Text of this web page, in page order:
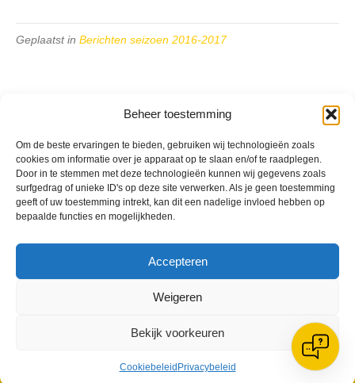
Beheer toestemming
Om de beste ervaringen te bieden, gebruiken wij technologieën zoals
cookies om informatie over je apparaat op te slaan en/of te raadplegen.
Door in te stemmen met deze technologieën kunnen wij gegevens zoals
surfgedrag of unieke ID's op deze site verwerken. Als je geen toestemming
geeft of uw toestemming intrekt, kan dit een nadelige invloed hebben op
bepaalde functies en mogelijkheden.
Accepteren
Weigeren
Bekijk voorkeuren
Cookiebeleid Privacybeleid
Geplaatst in Berichten seizoen 2016-2017
VV Reiger Boys
De Wending, Lotte Beesedijk 1
1705 NA Heerhugowaard
Google maps route
Reglementen
Privacybeleid